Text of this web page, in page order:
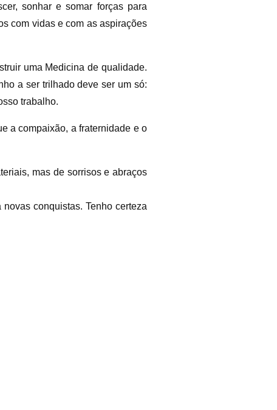
sonhar e somar forças para
com vidas e com as aspirações
uma Medicina de qualidade.
a ser trilhado deve ser um só:
trabalho.
a compaixão, a fraternidade e o
mas de sorrisos e abraços
conquistas. Tenho certeza